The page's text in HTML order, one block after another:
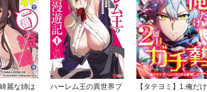
麗な姉は
ハーレム王の異世界プ
【タテヨミ】1.俺だけ